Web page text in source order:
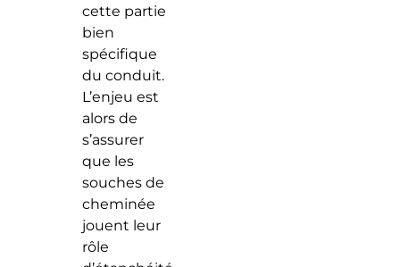
cette partie
bien
spécifique
du conduit.
L’enjeu est
alors de
s’assurer
que les
souches de
cheminée
jouent leur
rôle